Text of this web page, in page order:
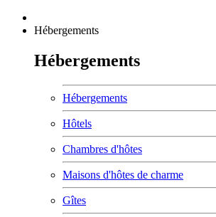
Hébergements
Hébergements
Hébergements
Hôtels
Chambres d'hôtes
Maisons d'hôtes de charme
Gîtes